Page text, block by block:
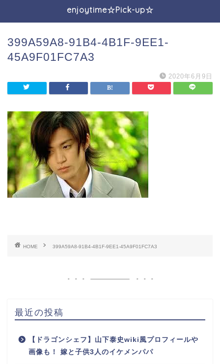
enjoytime☆Pick-up☆
399A59A8-91B4-4B1F-9EE1-
45A9F01FC7A3
2020年6月9日
HOME 399A59A8-91B4-4B1F-9EE1-45A9F01FC7A3
最近の投稿
【ドラゴンシェフ】山下泰史wiki風プロフィールや
画像も！ 嫁と子供3人のイケメンパパ